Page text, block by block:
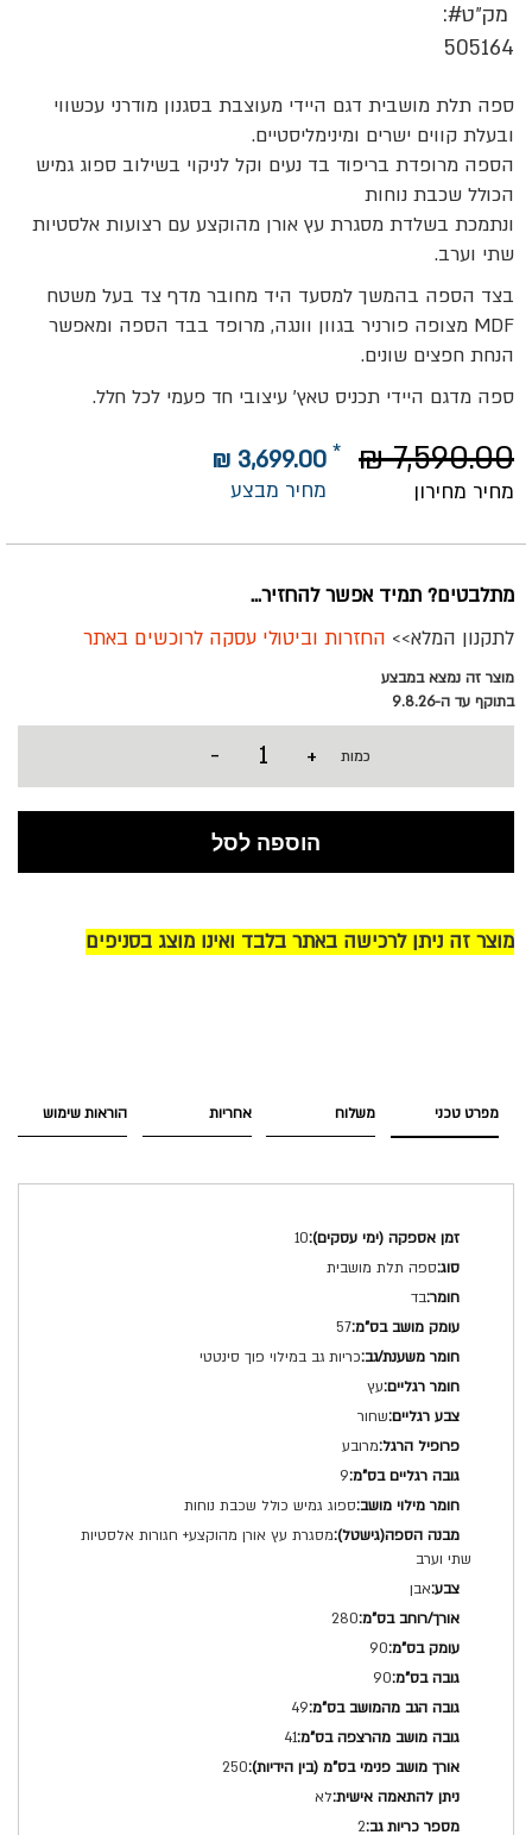
מק״ט
505164
ספה תלת מושבית דגם היידי מעוצבת בסגנון מודרני עכשווי
ובעלת קווים ישרים ומינימליסטיים.
הספה מרופדת בריפוד בד נעים וקל לניקוי בשילוב ספוג גמיש
הכולל שכבת נוחות
ונתמכת בשלדת מסגרת עץ אורן מהוקצע עם רצועות אלסטיות
שתי וערב.
בצד הספה בהמשך למסעד היד מחובר מדף צד בעל משטח
MDF מצופה פורניר בגוון וונגה, מרופד בבד הספה ומאפשר
הנחת חפצים שונים.
ספה מדגם היידי תכניס טאץ' עיצובי חד פעמי לכל חלל.
מחיר מבצע
3,699.00 ₪
מחיר מחירון
7,590.00 ₪
מתלבטים? תמיד אפשר להחזיר...
לתקנון המלא>> החזרות וביטולי עסקה לרוכשים באתר
מוצר זה נמצא במבצע
בתוקף עד ה-9.8.26
כמות +
-
הוספה לסל
מוצר זה ניתן לרכישה באתר בלבד ואינו מוצג בסניפים
מפרט טכני
מפרט
טכני
10
ספה תלת מושבית
בד
57
כריות גב במילוי פוך סינטטי
עץ
שחור
מרובע
9
ספוג גמיש כולל שכבת נוחות
מסגרת עץ אורן מהוקצע+ חגורות אלסטיות
שתי וערב
אבן
280
90
90
49
41
250
לא
2
משלוח אחריות הוראות שימוש